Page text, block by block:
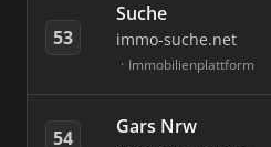
53
Suche
immo-suche.net
Immobilienplattform
54 Gars Nrw